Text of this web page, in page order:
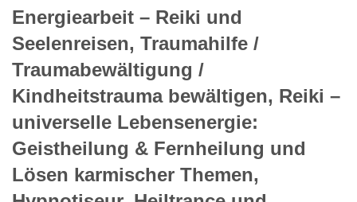
Energiearbeit – Reiki und
Seelenreisen, Traumahilfe /
Traumabewältigung /
Kindheitstrauma bewältigen, Reiki –
universelle Lebensenergie:
Geistheilung & Fernheilung und
Lösen karmischer Themen,